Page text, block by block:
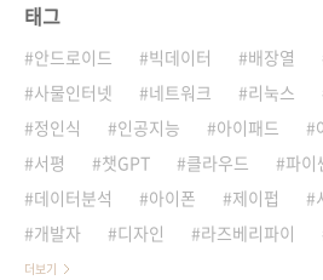
태그
안드로이드 빅데이터 배장열
사물인터넷
네트워크 리눅스
정인식
인공지능 아이패드
서평
챗GPT 클라우드 파이
데이터분석
아이폰 제이펍
개발자
디자인 라즈베리파이
더보기